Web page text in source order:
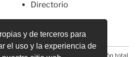
y de terceros para
el uso y la experiencia de
Directorio
reservados. Prohibida la reproducción total